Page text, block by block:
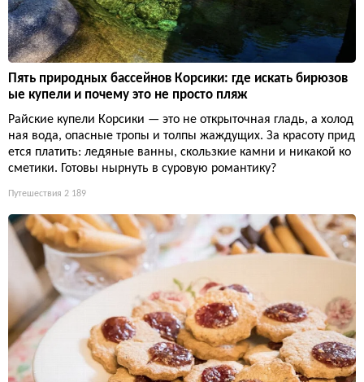
Пять природных бассейнов Корсики: где искать бирюзов
ые купели и почему это не просто пляж
Райские купели Корсики — это не открыточная гладь, а холод
ная вода, опасные тропы и толпы жаждущих. За красоту прид
ется платить: ледяные ванны, скользкие камни и никакой ко
сметики. Готовы нырнуть в суровую романтику?
Путешествия 2 189